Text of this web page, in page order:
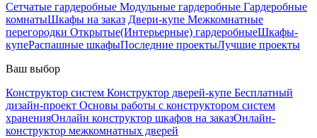
Сетчатые гардеробные Модульные гардеробные Гардеробные
комнатыШкафы на заказ Двери-купе Межкомнатные
перегородки Открытые(Интерьерные) гардеробныеШкафы-
купеРаспашные шкафыПоследние проектыЛучшие проекты
Ваш выбор
Конструктор систем Конструктор дверей-купе Бесплатный
дизайн-проект Основы работы с конструктором систем
храненияОнлайн конструктор шкафов на заказОнлайн-
конструктор межкомнатных дверей